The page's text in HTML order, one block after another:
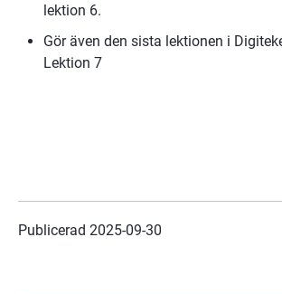
lektion 6.
Gör även den sista lektionen i
Lektion 7
Publicerad 2025-09-30